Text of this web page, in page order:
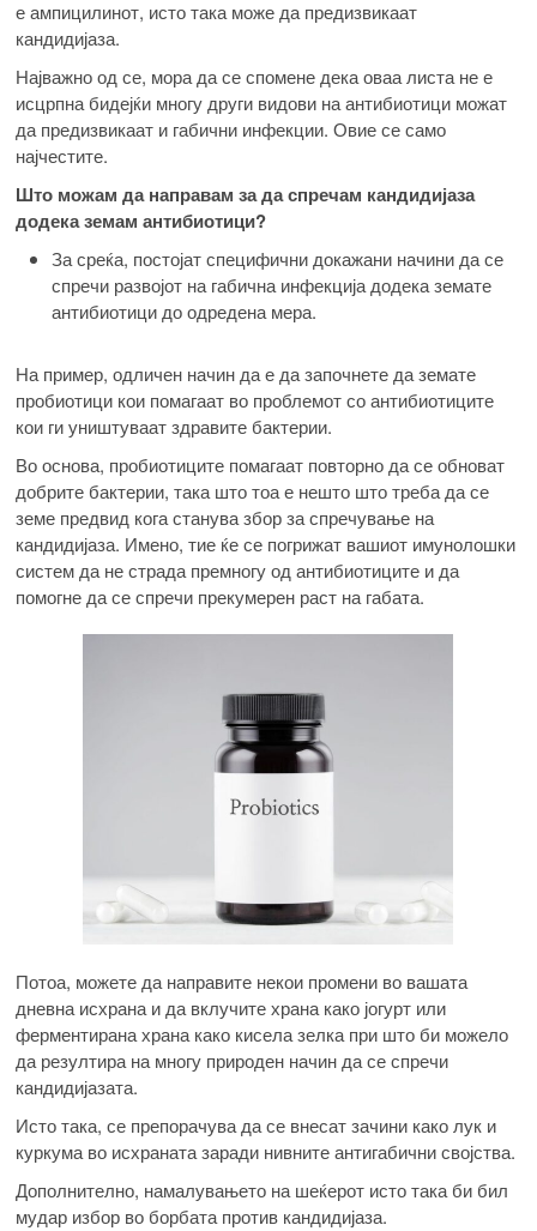
е ампицилинот, исто така може да предизвикаат
кандидијаза.
Најважно од се, мора да се спомене дека оваа листа не е
исцрпна бидејќи многу други видови на антибиотици можат
да предизвикаат и габични инфекции. Овие се само
најчестите.
Што можам да направам за да спречам кандидијаза
додека земам антибиотици?
За среќа, постојат специфични докажани начини да се
спречи развојот на габична инфекција додека земате
антибиотици до одредена мера.
На пример, одличен начин да е да започнете да земате
пробиотици кои помагаат во проблемот со антибиотиците
кои ги уништуваат здравите бактерии.
Во основа, пробиотиците помагаат повторно да се обноват
добрите бактерии, така што тоа е нешто што треба да се
земе предвид кога станува збор за спречување на
кандидијаза. Имено, тие ќе се погрижат вашиот имунолошки
систем да не страда премногу од антибиотиците и да
помогне да се спречи прекумерен раст на габата.
Потоа, можете да направите некои промени во вашата
дневна исхрана и да вклучите храна како јогурт или
ферментирана храна како кисела зелка при што би можело
да резултира на многу природен начин да се спречи
кандидијазата.
Исто така, се препорачува да се внесат зачини како лук и
куркума во исхраната заради нивните антигабични својства.
Дополнително, намалувањето на шеќерот исто така би бил
мудар избор во борбата против кандидијаза.